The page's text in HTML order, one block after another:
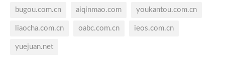
bugou.com.cn aiqinmao.com youkantou.com.cn
liaocha.com.cn oabc.com.cn ieos.com.cn
yuejuan.net